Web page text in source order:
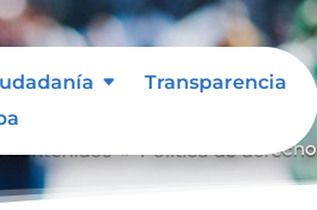
Transparencia
Política de